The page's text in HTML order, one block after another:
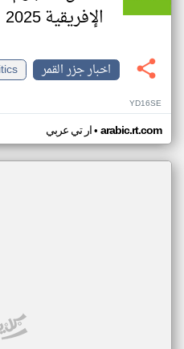
الإفريقية 2025
اخبار جزر القمر
YD16SE
ار تي عربي• arabic.rt.com